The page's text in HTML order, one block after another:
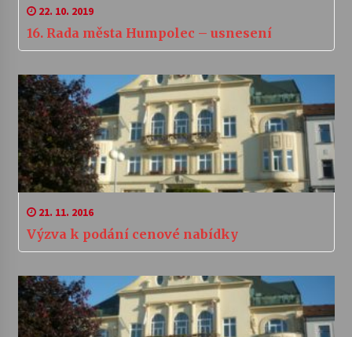
22. 10. 2019
16. Rada města Humpolec – usnesení
21. 11. 2016
Výzva k podání cenové nabídky